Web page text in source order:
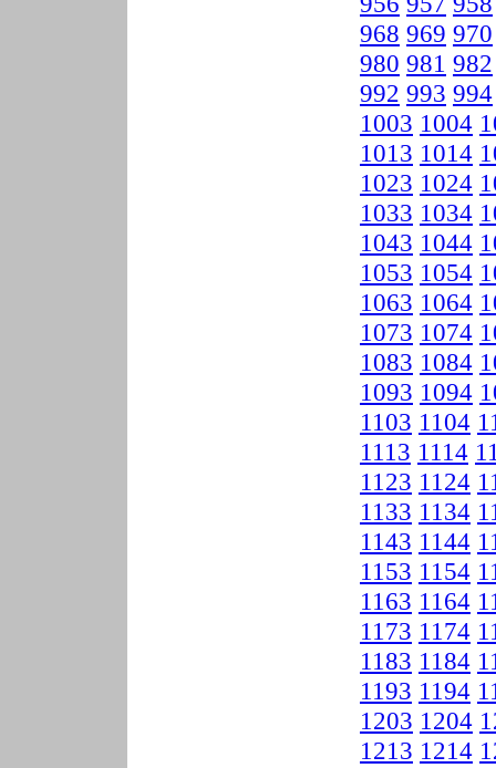
968 969 970
980 981 982
992 993 994
1003 1004
1013 1014
1023 1024
1033 1034
1043 1044
1053 1054
1063 1064
1073 1074
1083 1084
1093 1094
1103 1104
1113 1114
1123 1124
1133 1134
1143 1144
1153 1154
1163 1164
1173 1174
1183 1184
1193 1194
1203 1204
1213 1214